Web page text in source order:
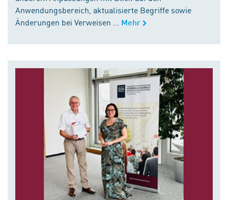
Anwendungsbereich, aktualisierte Begriffe sowie
Änderungen bei Verweisen ...
Mehr